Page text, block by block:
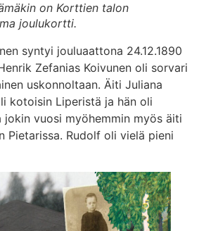
on Korttien talon
joulukortti.
syntyi jouluaattona 24.12.1890
Zefanias Koivunen oli sorvari
uskonnoltaan. Äiti Juliana
kotoisin Liperistä ja hän oli
vuosi myöhemmin myös äiti
Pietarissa. Rudolf oli vielä pieni